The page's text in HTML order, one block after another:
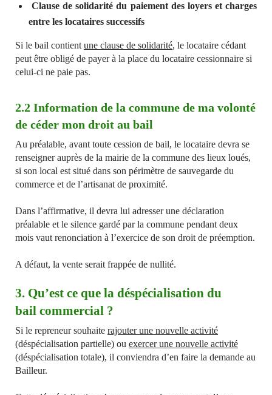
Clause de solidarité du paiement des loyers et charges
entre les locataires successifs
Si le bail contient une clause de solidarité, le locataire cédant
peut être obligé de payer à la place du locataire cessionnaire si
celui-ci ne paie pas.
2.2 Information de la commune de ma volonté
de céder mon droit au bail
Au préalable, avant toute cession de bail, le locataire devra se
renseigner auprès de la mairie de la commune des lieux loués,
si son local est situé dans son périmètre de sauvegarde du
commerce et de l’artisanat de proximité.
Dans l’affirmative, il devra lui adresser une déclaration
préalable et le silence gardé par la commune pendant deux
mois vaut renonciation à l’exercice de son droit de préemption.
A défaut, la vente serait frappée de nullité.
3. Qu’est ce que la déspécialisation du
bail commercial ?
Si le repreneur souhaite rajouter une nouvelle activité
(déspécialisation partielle) ou exercer une nouvelle activité
(déspécialisation totale), il conviendra d’en faire la demande au
Bailleur.